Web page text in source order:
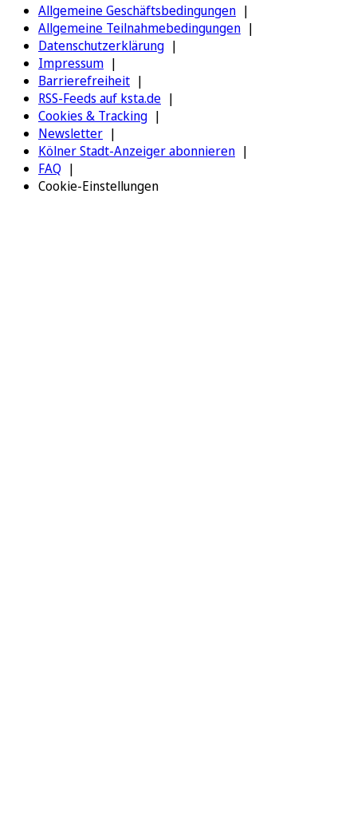
Allgemeine Geschäftsbedingungen
Allgemeine Teilnahmebedingungen
Datenschutzerklärung
Impressum
Barrierefreiheit
RSS-Feeds auf ksta.de
Cookies & Tracking
Newsletter
Kölner Stadt-Anzeiger abonnieren
FAQ
Cookie-Einstellungen